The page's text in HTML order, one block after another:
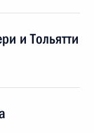
и Тольятти